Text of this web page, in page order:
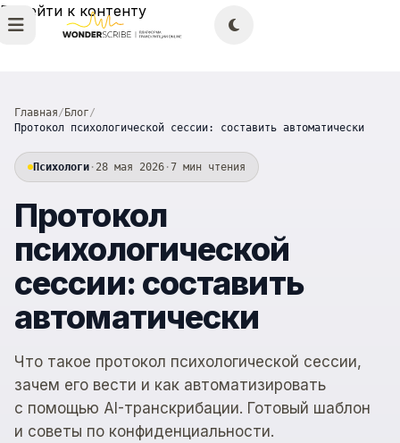
Перейти к контенту
Главная/ Блог/
Протокол психологической сессии: составить автоматически
Психологи · 28 мая 2026 ·7 мин чтения
Протокол
психологической
сессии: составить
автоматически
Что такое протокол психологической сессии,
зачем его вести и как автоматизировать
с помощью AI-транскрибации. Готовый шаблон
и советы по конфиденциальности.